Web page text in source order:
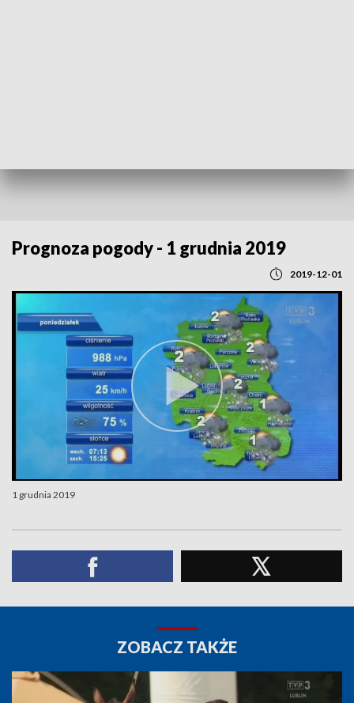
Prognoza pogody - 1 grudnia 2019
2019-12-01
1 grudnia 2019
ZOBACZ TAKŻE